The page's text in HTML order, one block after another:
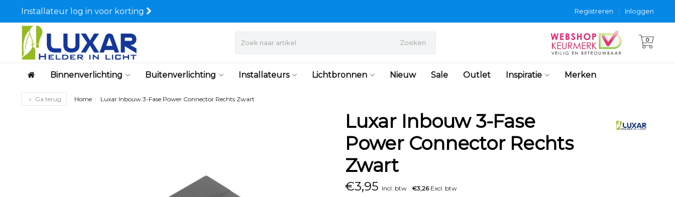
Installateur log in voor korting Inloggen
|
Registreren
Zoeken 0
Binnenverlichting Buitenverlichting Installateurs Lichtbronnen Nieuw Sale Outlet Inspiratie Merken
Ga terug Home Luxar Inbouw 3-Fase Power Connector Rechts Zwart
Luxar Inbouw 3-Fase
Power Connector Rechts
Zwart
€3,95 Incl. btw €3,26Excl. btw